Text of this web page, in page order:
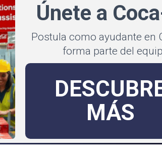
Únete a
Postula como ayudante en
forma parte del
MÁS